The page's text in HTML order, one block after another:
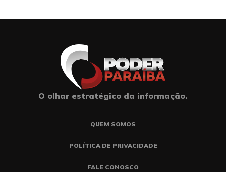
O olhar estratégico da informação.
QUEM SOMOS
POLÍTICA DE PRIVACIDADE
FALE CONOSCO